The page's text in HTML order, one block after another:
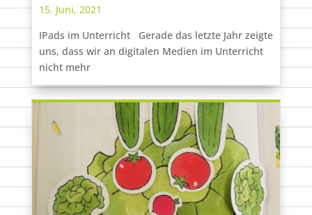
15. Juni, 2021
IPads im Unterricht Gerade das letzte Jahr zeigte
uns, dass wir an digitalen Medien im Unterricht
nicht mehr